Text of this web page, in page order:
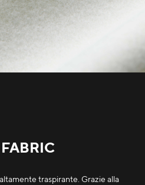
traspirante. Grazie alla